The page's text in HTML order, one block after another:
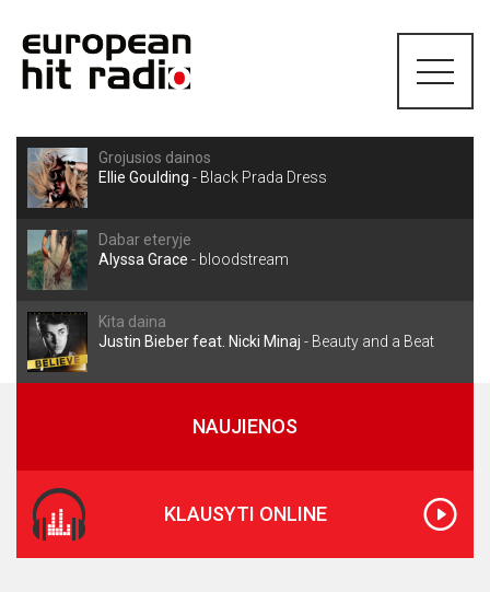
Grojusios dainos
Ellie Goulding - Black Prada Dress
Dabar eteryje
Alyssa Grace - bloodstream
Kita daina
Justin Bieber feat. Nicki Minaj - Beauty and a Beat
NAUJIENOS
KLAUSYTI ONLINE